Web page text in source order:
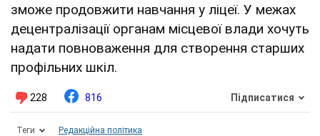
зможе продовжити навчання у ліцеї. У межах
децентралізації органам місцевої влади хочуть
надати повноваження для створення старших
профільних шкіл.
228 816 Підписатися
Теги Редакційна політика